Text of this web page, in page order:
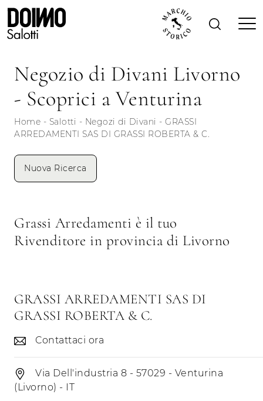
Negozio di Divani Livorno
- Scoprici a Venturina
Home - Salotti - Negozi di Divani - GRASSI
ARREDAMENTI SAS DI GRASSI ROBERTA & C.
Nuova Ricerca
GRASSI ARREDAMENTI SAS DI
GRASSI ROBERTA & C.
Contattaci ora
Via Dell'industria 8 - 57029 - Venturina
(Livorno) - IT
Grassi Arredamenti è il tuo
Rivenditore in provincia di Livorno